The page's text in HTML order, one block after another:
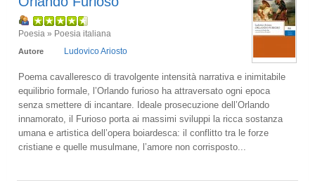
Poesia » Poesia italiana
Autore Ludovico Ariosto
Poema cavalleresco di travolgente intensità narrativa e inimitabile
equilibrio formale, l’Orlando furioso ha attraversato ogni epoca
senza smettere di incantare. Ideale prosecuzione dell’Orlando
innamorato, il Furioso porta ai massimi sviluppi la ricca sostanza
umana e artistica dell’opera boiardesca: il conflitto tra le forze
cristiane e quelle musulmane, l’amore non corrisposto...